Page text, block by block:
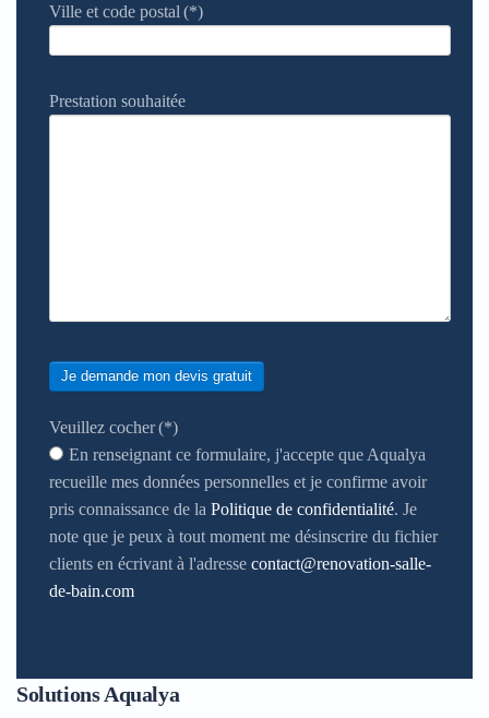
Ville et code postal (*)
Prestation souhaitée
Je demande mon devis gratuit
Veuillez cocher(*)
En renseignant ce formulaire, j'accepte que Aqualya
recueille mes données personnelles et je confirme avoir
pris connaissance de la Politique de confidentialité. Je
note que je peux à tout moment me désinscrire du fichier
clients en écrivant à l'adresse contact@renovation-salle-
de-bain.com
Solutions Aqualya